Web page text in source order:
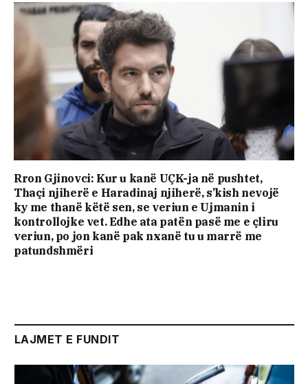
Rron Gjinovci: Kur u kanë UÇK-ja në pushtet,
Thaçi njiherë e Haradinaj njiherë, s’kish nevojë
ky me thanë këtë sen, se veriun e Ujmanin i
kontrollojke vet. Edhe ata patën pasë me e çliru
veriun, po jon kanë pak nxanë tu u marrë me
patundshmëri
LAJMET E FUNDIT